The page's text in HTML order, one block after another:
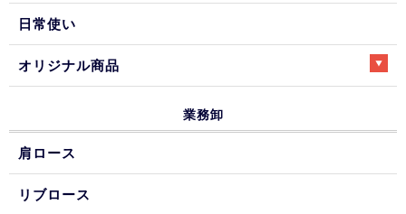
日常使い
オリジナル商品
業務卸
肩ロース
リブロース